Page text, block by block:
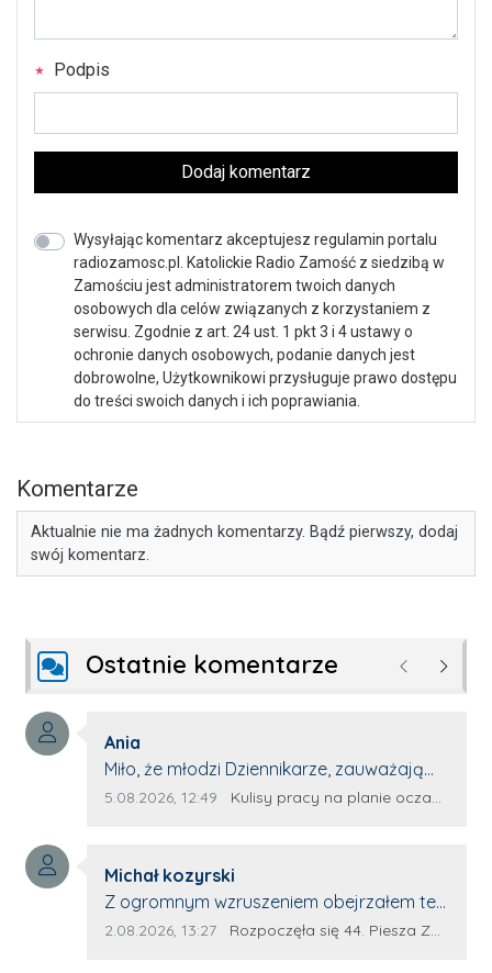
Podpis
Dodaj komentarz
Wysyłając komentarz akceptujesz regulamin portalu
radiozamosc.pl. Katolickie Radio Zamość z siedzibą w
Zamościu jest administratorem twoich danych
osobowych dla celów związanych z korzystaniem z
serwisu. Zgodnie z art. 24 ust. 1 pkt 3 i 4 ustawy o
ochronie danych osobowych, podanie danych jest
dobrowolne, Użytkownikowi przysługuje prawo dostępu
do treści swoich danych i ich poprawiania.
Komentarze
Aktualnie nie ma żadnych komentarzy. Bądź pierwszy, dodaj
swój komentarz.
Ostatnie komentarze Poprzednie
Autor komentarza:
Ania
Treść komentarza:
Miło, że młodzi Dziennikarze, zauważają
młode talenty, które dopiero wkraczają
z nim wywiad, który przeprowadzi Pan
Artur.
Data dodania komentarza:
5.08.2026, 12:49 Źródło komentarza:
Kulisy pracy na planie oczami młodego filmowca
Autor komentarza:
Michał kozyrski
Treść komentarza:
Z ogromnym wzruszeniem obejrzałem ten
materiał. ❤️ Jestem naprawdę dumny z
Data dodania komentarza:
2.08.2026, 13:27 Źródło komentarza:
Rozpoczęła się 44. Piesza Zamojsko-Lubaczowska Pielgrzymka na Jasną Górę!